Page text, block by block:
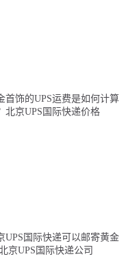
首饰的UPS运费是如何计算
北京UPS国际快递价格
UPS国际快递可以邮寄黄金
京UPS国际快递公司